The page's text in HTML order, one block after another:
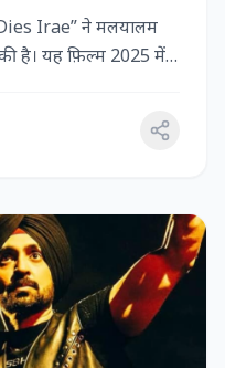
Irae” ने मलयालम
है। यह फ़िल्म 2025 में